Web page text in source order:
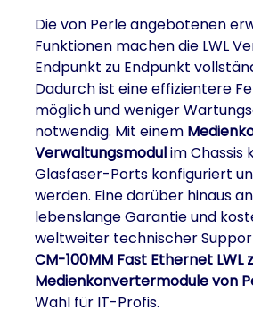
Die von Perle angebotenen
Funktionen machen die LWL
Endpunkt zu Endpunkt
Dadurch ist eine effizientere
möglich und weniger
notwendig. Mit einem
Verwaltungsmodulim Chassis
Glasfaser-Ports konfiguriert
werden. Eine darüber hinaus
lebenslange Garantie und
weltweiter technischer
CM-100MM Fast Ethernet LWL
Medienkonvertermodule von
Wahl für IT-Profis.